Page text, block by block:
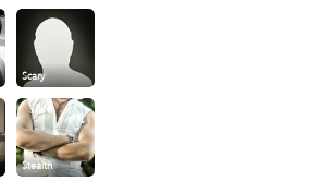
Scary
Stealth